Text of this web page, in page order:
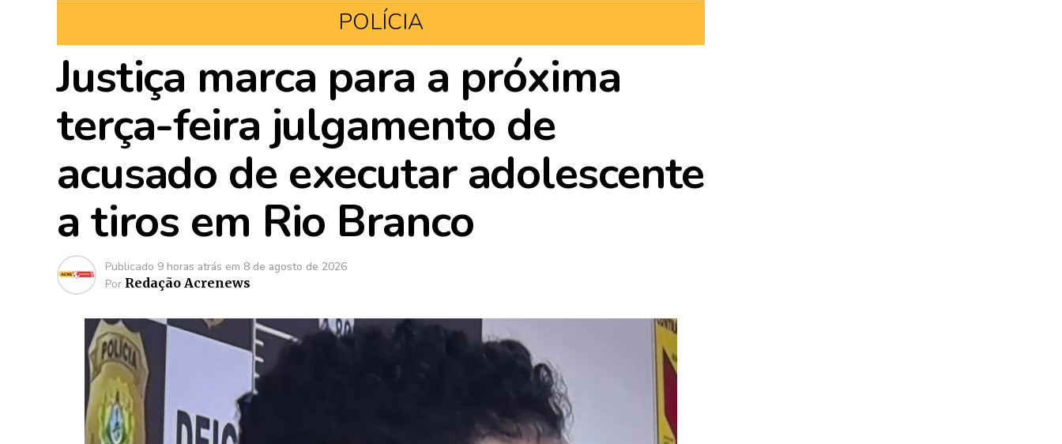
POLÍCIA
Justiça marca para a próxima
terça-feira julgamento de
acusado de executar adolescente
a tiros em Rio Branco
Publicado 9 horas atrás em 8 de agosto de 2026
Por Redação Acrenews